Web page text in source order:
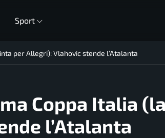
Sport
per Allegri): Vlahovic stende l’Atalanta
Coppa Italia (la
l’Atalanta